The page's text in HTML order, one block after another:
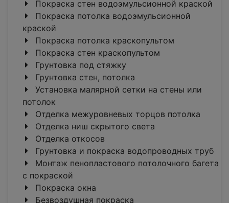
Покраска стен водоэмульсионной краской
Покраска потолка водоэмульсионной
краской
Покраска потолка краскопультом
Покраска стен краскопультом
Грунтовка под стяжку
Грунтовка стен, потолка
Установка малярной сетки на стены или
потолок
Отделка межуровневых торцов потолка
Отделка ниш скрытого света
Отделка откосов
Грунтовка и покраска водопроводных труб
Монтаж пенопластового потолочного багета
c покраской
Покраска окна
Безвоздушная покраска